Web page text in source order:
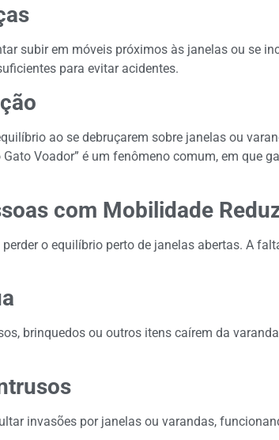
subir em móveis próximos às janelas ou se
para evitar acidentes.
ao se debruçarem sobre janelas ou
Voador” é um fenômeno comum, em que
com Mobilidade
o equilíbrio perto de janelas abertas. A
brinquedos ou outros itens caírem da
invasões por janelas ou varandas,